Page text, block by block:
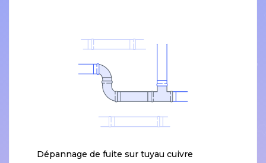
Dépannage de fuite sur tuyau cuivre